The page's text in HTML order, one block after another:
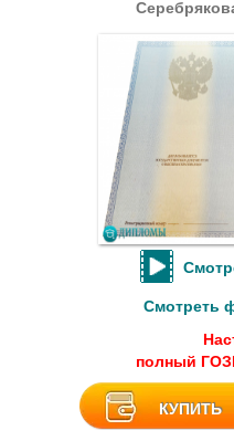
Смотреть
полный
КУПИТЬ